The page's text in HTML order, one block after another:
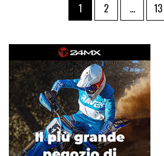
articoli
Pagina
1 Pagina
2 … 13